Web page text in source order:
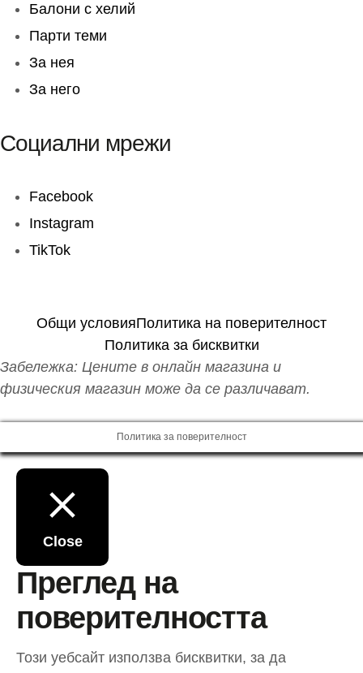
Парти теми
За нея
За него
Instagram
TikTok
Политика за бисквитки
Забележка: Цените в онлайн магазина и
физическия магазин може да се различават.
Политика за поверителност
Close
Преглед на
поверителността
Този уебсайт използва бисквитки, за да
подобри Вашето преживяване, докато